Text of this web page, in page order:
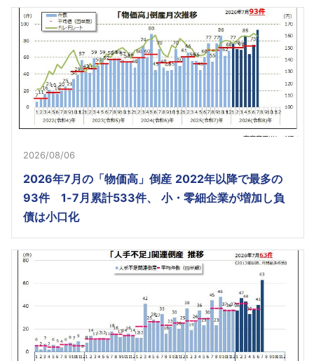
2026/08/06
2026年7月の「物価高」倒産 2022年以降で最多の
93件 1-7月累計533件、 小・零細企業が増加し負
債は小口化